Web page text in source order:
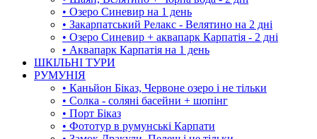
• Озеро Синевир на 1 день
• Закарпатський Релакс - Велятино на 2 дні
• Озеро Синевир + аквапарк Карпатія - 2 дні
• Аквапарк Карпатія на 1 день
ШКІЛЬНІ ТУРИ
РУМУНІЯ
• Каньйон Біказ, Червоне озеро і не тільки
• Солка - соляні басейни + шопінг
• Порт Біказ
• Фототур в румунські Карпати